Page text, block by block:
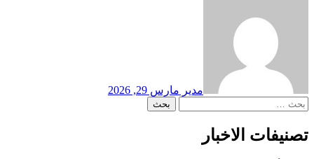
مدير مارس 29, 2026
البحث
تصنيفات الاخبار